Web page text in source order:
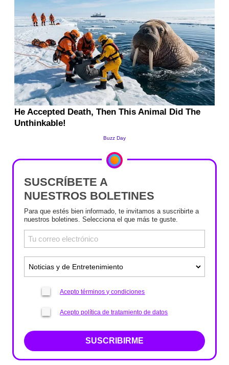
SUSCRÍBETE A
NUESTROS BOLETINES
Para que estés bien informado, te invitamos a suscribirte a
nuestros boletines. Selecciona el que más te guste.
Acepto términos y condiciones
Acepto política de tratamiento de datos
SUSCRIBIRME